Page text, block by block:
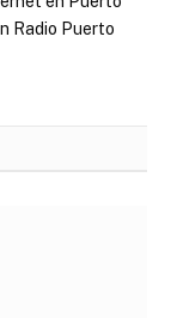
Radio Puerto